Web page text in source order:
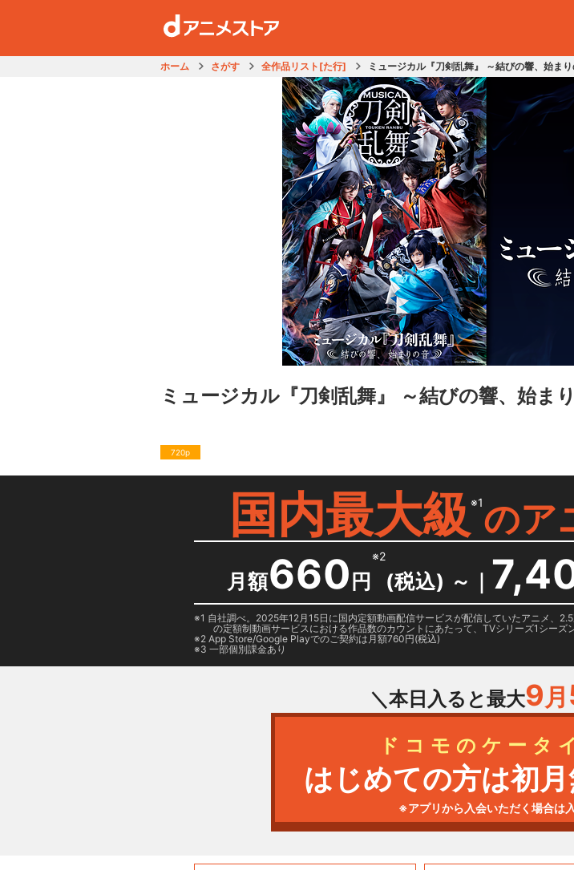
ホーム さがす 全作品リスト[た行] ミュージカル『刀剣乱舞』 ～結びの響、始まり
ミュージカル『刀剣乱舞』 ～結びの響、始ま
720p
国内最大級 ※1のア
月額660 円
※2
(税込) ～ ｜
1 自社調べ。2025年12月15日に国内定額動画配信サービスが配信していたアニメ、
の定額制動画サービスにおける作品数のカウントにあたって、TVシリーズ1シーズ
2 App Store/Google Playでのご契約は月額760円(税込)
3 一部個別課金あり
＼本日入ると最大9月
ドコモのケータ
はじめての方は初
※アプリから入会いただく場合は